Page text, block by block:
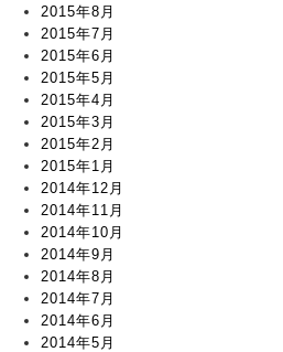
2015年8月
2015年7月
2015年6月
2015年5月
2015年4月
2015年3月
2015年2月
2015年1月
2014年12月
2014年11月
2014年10月
2014年9月
2014年8月
2014年7月
2014年6月
2014年5月